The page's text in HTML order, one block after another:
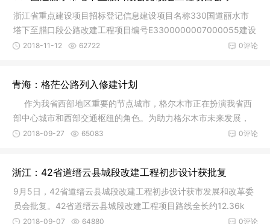
浙江省重点建设项目招标登记信息建设项目名称330国道丽水市
塔下至腊口段公路改建工程项目编号E3300000007000055建设
单位丽水市交
0评论
2018-11-12 62722
青海：格茫公路列入修建计划
作为我省西部地区重要的节点城市，格尔木市正在扮演我省西
部中心城市和西部交通枢纽的角色。为助力格尔木市未来发展，
进一步增
0评论
2018-09-27 65083
浙江：42省道缙云县城段改建工程初步设计获批复
9月5日，42省道缙云县城段改建工程初步设计获市发展和改革委
员会批复。42省道缙云县城段改建工程项目路线全长约12.36k
m，其中新
0评论
2018-09-07 64880